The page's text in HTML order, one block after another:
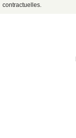
contractuelles.